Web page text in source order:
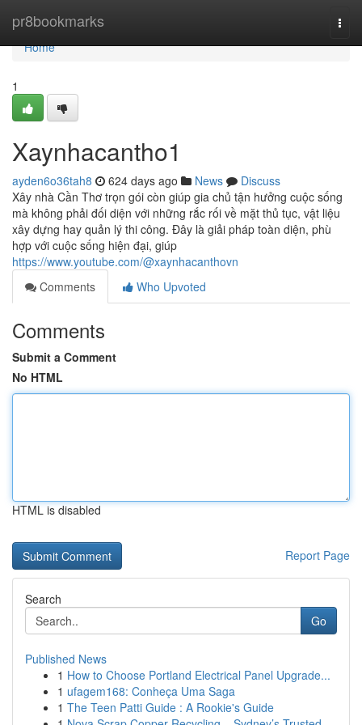
pr8bookmarks
Home
Home
1
Xaynhacantho1
ayden6o36tah8 624 days ago News
Discuss
Xây nhà Cần Thơ trọn gói còn giúp gia chủ tận hưởng cuộc sống
mà không phải đối diện với những rắc rối về mặt thủ tục, vật liệu
xây dựng hay quản lý thi công. Đây là giải pháp toàn diện, phù
hợp với cuộc sống hiện đại, giúp
https://www.youtube.com/@xaynhacanthovn
Comments
Who Upvoted
Comments
Submit a Comment
No HTML
HTML is disabled
Report Page
Search
Go
Published News
1 How to Choose Portland Electrical Panel Upgrade...
1 ufagem168: Conheça Uma Saga
1 The Teen Patti Guide : A Rookie's Guide